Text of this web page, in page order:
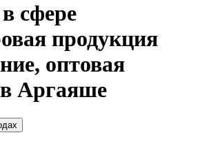
сфере
продукция
оптовая
Аргаяше